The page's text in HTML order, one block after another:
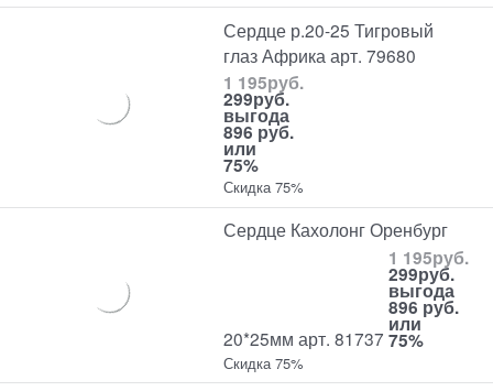
Сердце р.20-25 Тигровый
глаз Африка арт. 79680
1 195руб.
299руб.
выгода
896 руб.
или
75%
Скидка 75%
Сердце Кахолонг Оренбург
20*25мм арт. 81737
1 195руб.
299руб.
выгода
896 руб.
или
75%
Скидка 75%